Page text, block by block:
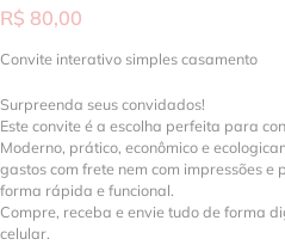
R$ 80,00
Convite interativo simples casamento
Surpreenda seus convidados!
Este convite é a escolha perfeita para
Moderno, prático, econômico e
gastos com frete nem com impressões
forma rápida e funcional.
Compre, receba e envie tudo de forma
celular.